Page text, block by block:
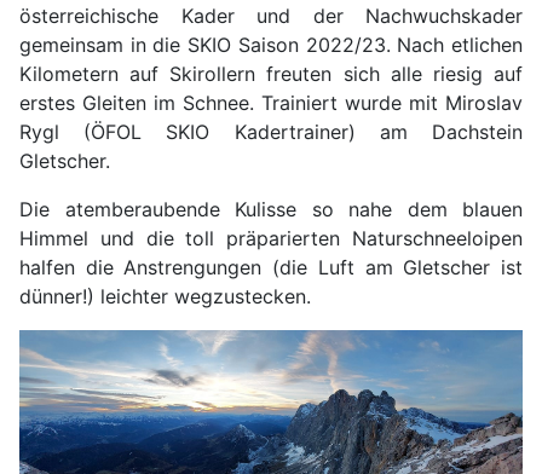
österreichische Kader und der Nachwuchskader
gemeinsam in die SKIO Saison 2022/23. Nach etlichen
Kilometern auf Skirollern freuten sich alle riesig auf
erstes Gleiten im Schnee. Trainiert wurde mit Miroslav
Rygl (ÖFOL SKIO Kadertrainer) am Dachstein
Gletscher.
Die atemberaubende Kulisse so nahe dem blauen
Himmel und die toll präparierten Naturschneeloipen
halfen die Anstrengungen (die Luft am Gletscher ist
dünner!) leichter wegzustecken.